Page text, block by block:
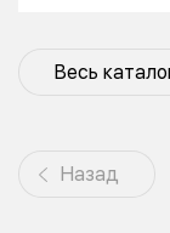
Весь
Назад